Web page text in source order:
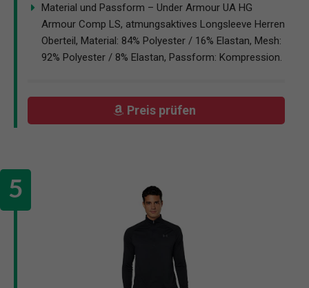
Material und Passform – Under Armour UA HG
Armour Comp LS, atmungsaktives Longsleeve Herren
Oberteil, Material: 84% Polyester / 16% Elastan, Mesh:
92% Polyester / 8% Elastan, Passform: Kompression.
Preis prüfen